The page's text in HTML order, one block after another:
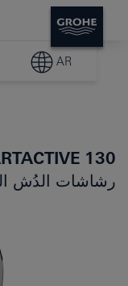
AR
130
رشاشات الدُش